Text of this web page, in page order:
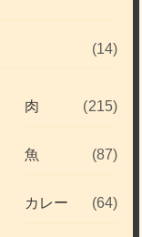
(14)
肉 (215)
魚 (87)
カレー (64)